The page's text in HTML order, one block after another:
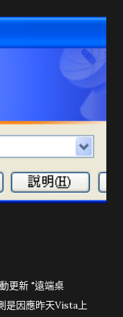
更新 "遠端桌
是因應昨天Vista上